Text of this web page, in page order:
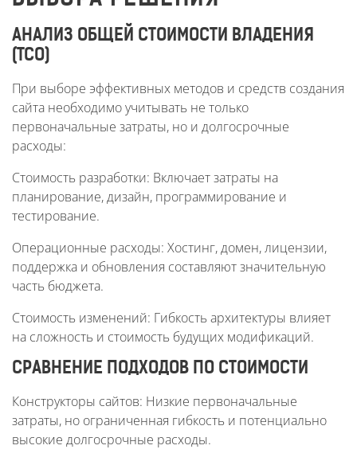
АНАЛИЗ ОБЩЕЙ СТОИМОСТИ ВЛАДЕНИЯ
(TCO)
При выборе эффективных методов и средств создания
сайта необходимо учитывать не только
первоначальные затраты, но и долгосрочные
расходы:
Стоимость разработки: Включает затраты на
планирование, дизайн, программирование и
тестирование.
Операционные расходы: Хостинг, домен, лицензии,
поддержка и обновления составляют значительную
часть бюджета.
Стоимость изменений: Гибкость архитектуры влияет
на сложность и стоимость будущих модификаций.
СРАВНЕНИЕ ПОДХОДОВ ПО СТОИМОСТИ
Конструкторы сайтов: Низкие первоначальные
затраты, но ограниченная гибкость и потенциально
высокие долгосрочные расходы.